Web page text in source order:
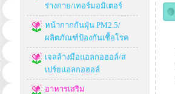
ร่างกาย/เทอร์มอมิเตอร์
หน้ากากกันฝุ่น PM2.5/
ผลิตภัณฑ์ป้องกันเชื้อโรค
เจลล้างมือแอลกอฮอล์/ส
เปร์ยแอลกอฮอล์
อาหารเสริม